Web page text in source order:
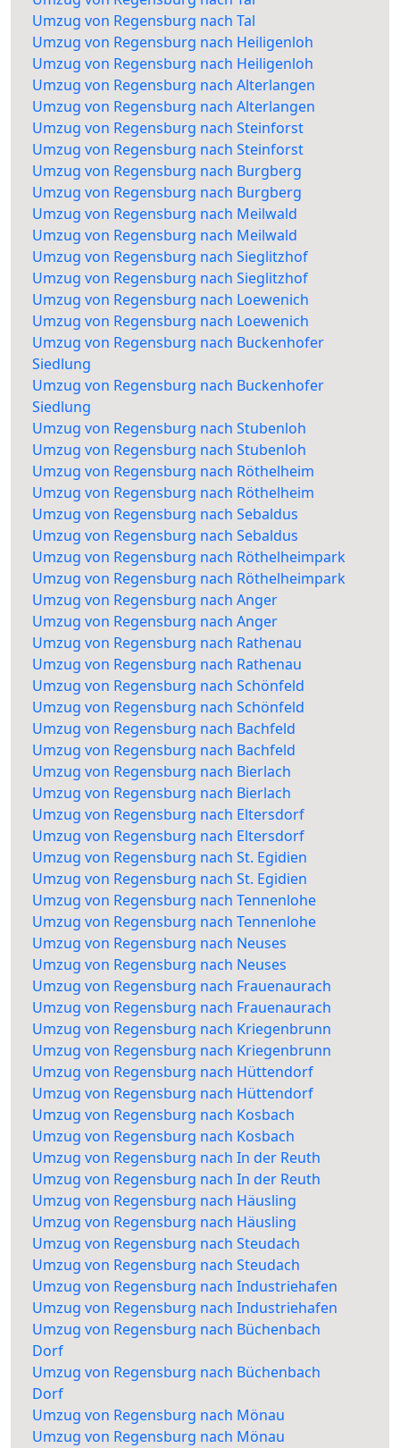
Umzug von Regensburg nach Tal
Umzug von Regensburg nach Heiligenloh
Umzug von Regensburg nach Heiligenloh
Umzug von Regensburg nach Alterlangen
Umzug von Regensburg nach Alterlangen
Umzug von Regensburg nach Steinforst
Umzug von Regensburg nach Steinforst
Umzug von Regensburg nach Burgberg
Umzug von Regensburg nach Burgberg
Umzug von Regensburg nach Meilwald
Umzug von Regensburg nach Meilwald
Umzug von Regensburg nach Sieglitzhof
Umzug von Regensburg nach Sieglitzhof
Umzug von Regensburg nach Loewenich
Umzug von Regensburg nach Loewenich
Umzug von Regensburg nach Buckenhofer
Siedlung
Umzug von Regensburg nach Buckenhofer
Siedlung
Umzug von Regensburg nach Stubenloh
Umzug von Regensburg nach Stubenloh
Umzug von Regensburg nach Röthelheim
Umzug von Regensburg nach Röthelheim
Umzug von Regensburg nach Sebaldus
Umzug von Regensburg nach Sebaldus
Umzug von Regensburg nach Röthelheimpark
Umzug von Regensburg nach Röthelheimpark
Umzug von Regensburg nach Anger
Umzug von Regensburg nach Anger
Umzug von Regensburg nach Rathenau
Umzug von Regensburg nach Rathenau
Umzug von Regensburg nach Schönfeld
Umzug von Regensburg nach Schönfeld
Umzug von Regensburg nach Bachfeld
Umzug von Regensburg nach Bachfeld
Umzug von Regensburg nach Bierlach
Umzug von Regensburg nach Bierlach
Umzug von Regensburg nach Eltersdorf
Umzug von Regensburg nach Eltersdorf
Umzug von Regensburg nach St. Egidien
Umzug von Regensburg nach St. Egidien
Umzug von Regensburg nach Tennenlohe
Umzug von Regensburg nach Tennenlohe
Umzug von Regensburg nach Neuses
Umzug von Regensburg nach Neuses
Umzug von Regensburg nach Frauenaurach
Umzug von Regensburg nach Frauenaurach
Umzug von Regensburg nach Kriegenbrunn
Umzug von Regensburg nach Kriegenbrunn
Umzug von Regensburg nach Hüttendorf
Umzug von Regensburg nach Hüttendorf
Umzug von Regensburg nach Kosbach
Umzug von Regensburg nach Kosbach
Umzug von Regensburg nach In der Reuth
Umzug von Regensburg nach In der Reuth
Umzug von Regensburg nach Häusling
Umzug von Regensburg nach Häusling
Umzug von Regensburg nach Steudach
Umzug von Regensburg nach Steudach
Umzug von Regensburg nach Industriehafen
Umzug von Regensburg nach Industriehafen
Umzug von Regensburg nach Büchenbach
Dorf
Umzug von Regensburg nach Büchenbach
Dorf
Umzug von Regensburg nach Mönau
Umzug von Regensburg nach Mönau